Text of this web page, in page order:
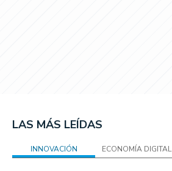
LAS MÁS LEÍDAS
INNOVACIÓN ECONOMÍA DIGITAL